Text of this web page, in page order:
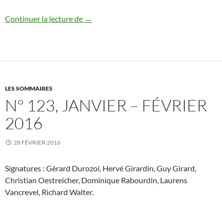
Continuer la lecture de N° 124, mars – avril 2016
→
LES SOMMAIRES
N° 123, JANVIER – FÉVRIER
2016
28 FÉVRIER 2016
Signatures : Gérard Durozoi, Hervé Girardin, Guy Girard,
Christian Oestreicher, Dominique Rabourdin, Laurens
Vancrevel, Richard Walter.